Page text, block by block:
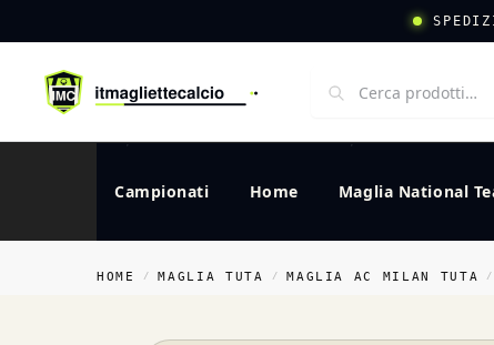
Campionati Home Maglia National
HOME / MAGLIA TUTA / MAGLIA AC MILAN TUTA /